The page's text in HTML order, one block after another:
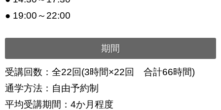
● 19:00～22:00
期間
受講回数：全22回(3時間×22回 合計66時間)
通学方法：自由予約制
平均受講期間：4か月程度